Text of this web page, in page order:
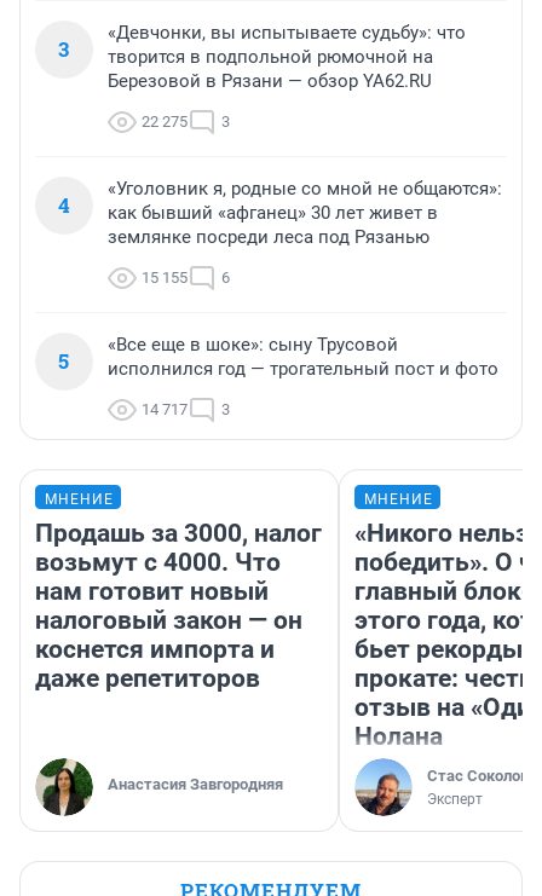
3
«Девчонки, вы испытываете судьбу»: что
творится в подпольной рюмочной на
Березовой в Рязани — обзор YA62.RU
22 275 3
4
«Уголовник я, родные со мной не общаются»:
как бывший «афганец» 30 лет живет в
землянке посреди леса под Рязанью
15 155 6
5
«Все еще в шоке»: сыну Трусовой
исполнился год — трогательный пост и фото
14 717 3
МНЕНИЕ
Продашь за 3000, налог
возьмут с 4000. Что
нам готовит новый
налоговый закон — он
коснется импорта и
даже репетиторов
Анастасия Завгородняя
МНЕНИЕ
«Никого нельзя
победить». О
главный
этого года,
бьет рекорды в
прокате:
отзыв на
Нолана
Стас Соколов
Эксперт